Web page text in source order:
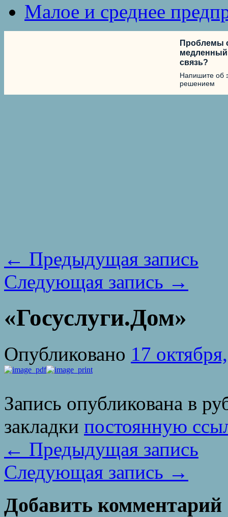
Малое и среднее
Проблемы
медленный
связь?
Напишите об
решением
← Предыдущая запись
Следующая запись →
«Госуслуги.Дом»
Опубликовано 17
Запись опубликована в
закладки постоянную
← Предыдущая запись
Следующая запись →
Добавить комментарий